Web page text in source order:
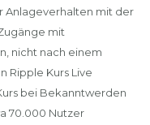
Anlageverhalten mit der
mit
nicht nach einem
Ripple Kurs Live
bei Bekanntwerden
70.000 Nutzer